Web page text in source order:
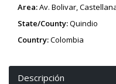
Area:Av. Bolivar
State/County:Quindio
Country:Colombia
Descripción